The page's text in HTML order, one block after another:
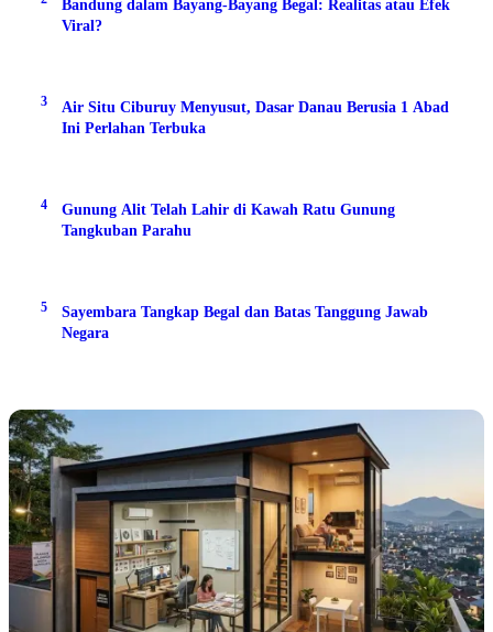
Bandung dalam Bayang-Bayang Begal: Realitas atau Efek
Viral?
3
Air Situ Ciburuy Menyusut, Dasar Danau Berusia 1 Abad
Ini Perlahan Terbuka
4
Gunung Alit Telah Lahir di Kawah Ratu Gunung
Tangkuban Parahu
5
Sayembara Tangkap Begal dan Batas Tanggung Jawab
Negara